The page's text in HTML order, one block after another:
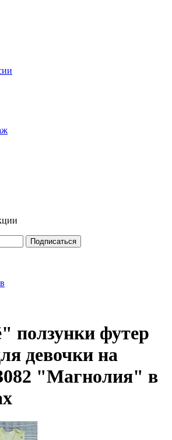
Подписаться
ползунки футер
девочки на
"Магнолия" в